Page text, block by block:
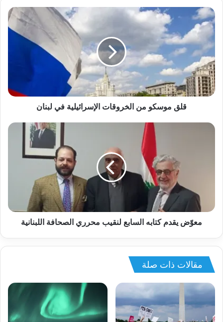
قلق موسكو من الخروقات الإسرائيلية في لبنان
معوّض يقدم كتابه السابع لنقيب محرري الصحافة اللبنانية
مقالات ذات صلة